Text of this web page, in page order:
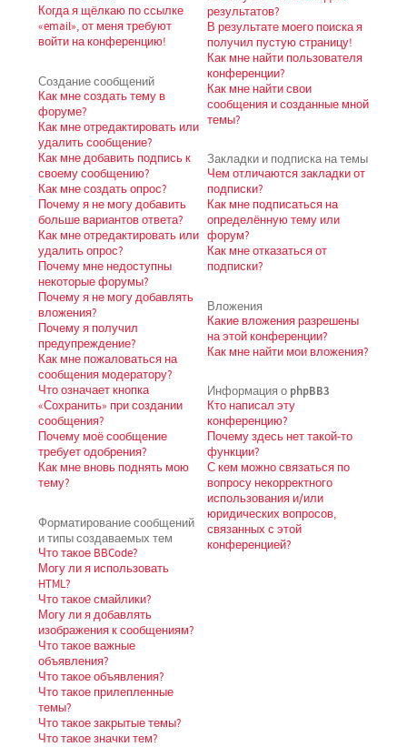
Когда я щёлкаю по ссылке
«email», от меня требуют
войти на конференцию!
Создание сообщений
Как мне создать тему в
форуме?
Как мне отредактировать или
удалить сообщение?
Как мне добавить подпись к
своему сообщению?
Как мне создать опрос?
Почему я не могу добавить
больше вариантов ответа?
Как мне отредактировать или
удалить опрос?
Почему мне недоступны
некоторые форумы?
Почему я не могу добавлять
вложения?
Почему я получил
предупреждение?
Как мне пожаловаться на
сообщения модератору?
Что означает кнопка
«Сохранить» при создании
сообщения?
Почему моё сообщение
требует одобрения?
Как мне вновь поднять мою
тему?
Форматирование сообщений
и типы создаваемых тем
Что такое BBCode?
Могу ли я использовать
HTML?
Что такое смайлики?
Могу ли я добавлять
изображения к сообщениям?
Что такое важные
объявления?
Что такое объявления?
Что такое прилепленные
темы?
Что такое закрытые темы?
Что такое значки тем?
результатов?
В результате моего поиска я
получил пустую страницу!
Как мне найти пользователя
конференции?
Как мне найти свои
сообщения и созданные мной
темы?
Закладки и подписка на темы
Чем отличаются закладки от
подписки?
Как мне подписаться на
определённую тему или
форум?
Как мне отказаться от
подписки?
Вложения
Какие вложения разрешены
на этой конференции?
Как мне найти мои вложения?
Информация о phpBB3
Кто написал эту
конференцию?
Почему здесь нет такой-то
функции?
С кем можно связаться по
вопросу некорректного
использования и/или
юридических вопросов,
связанных с этой
конференцией?